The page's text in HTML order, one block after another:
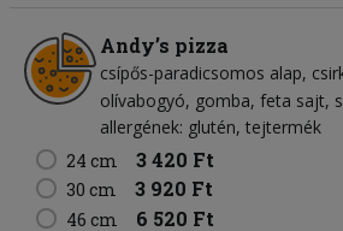
Andy’s pizza
csípős-paradicsomos alap
olívabogyó gomba feta sajt
allergének: glutén, tejtermék
24 cm
3 420 Ft
30 cm 3 920 Ft
46 cm 6 520 Ft